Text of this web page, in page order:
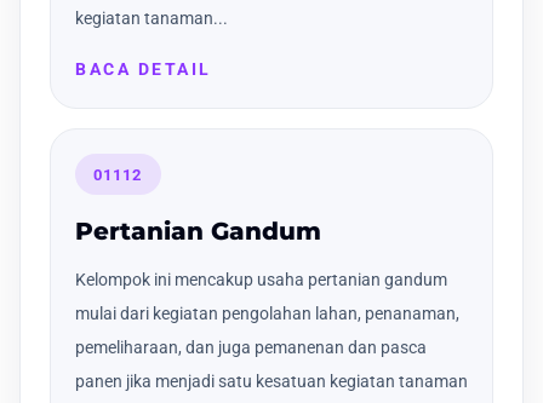
kegiatan tanaman...
BACA DETAIL
01112
Pertanian Gandum
Kelompok ini mencakup usaha pertanian gandum
mulai dari kegiatan pengolahan lahan, penanaman,
pemeliharaan, dan juga pemanenan dan pasca
panen jika menjadi satu kesatuan kegiatan tanaman